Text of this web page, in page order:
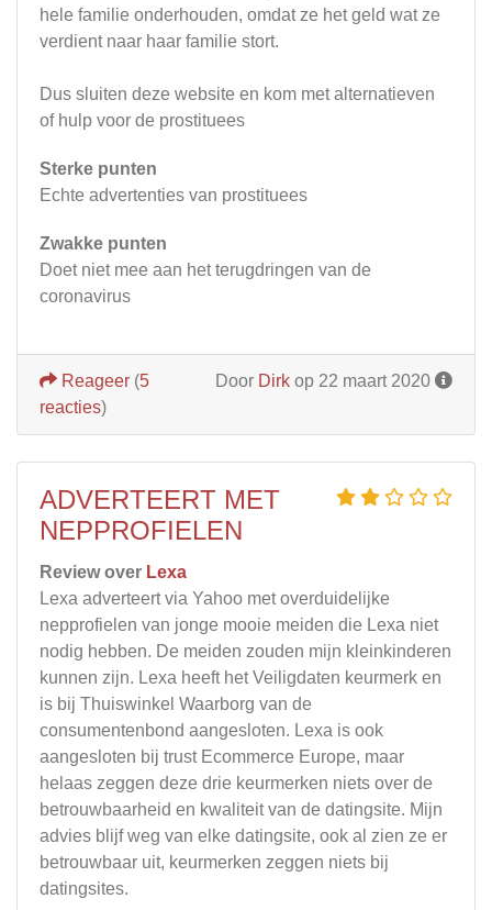
hele familie onderhouden, omdat ze het geld wat ze
verdient naar haar familie stort.
Dus sluiten deze website en kom met alternatieven
of hulp voor de prostituees
Sterke punten
Echte advertenties van prostituees
Zwakke punten
Doet niet mee aan het terugdringen van de
coronavirus
Door Dirk op 22 maart 2020
Reageer (5
reacties)
ADVERTEERT MET
NEPPROFIELEN
Review over Lexa
Lexa adverteert via Yahoo met overduidelijke
nepprofielen van jonge mooie meiden die Lexa niet
nodig hebben. De meiden zouden mijn kleinkinderen
kunnen zijn. Lexa heeft het Veiligdaten keurmerk en
is bij Thuiswinkel Waarborg van de
consumentenbond aangesloten. Lexa is ook
aangesloten bij trust Ecommerce Europe, maar
helaas zeggen deze drie keurmerken niets over de
betrouwbaarheid en kwaliteit van de datingsite. Mijn
advies blijf weg van elke datingsite, ook al zien ze er
betrouwbaar uit, keurmerken zeggen niets bij
datingsites.